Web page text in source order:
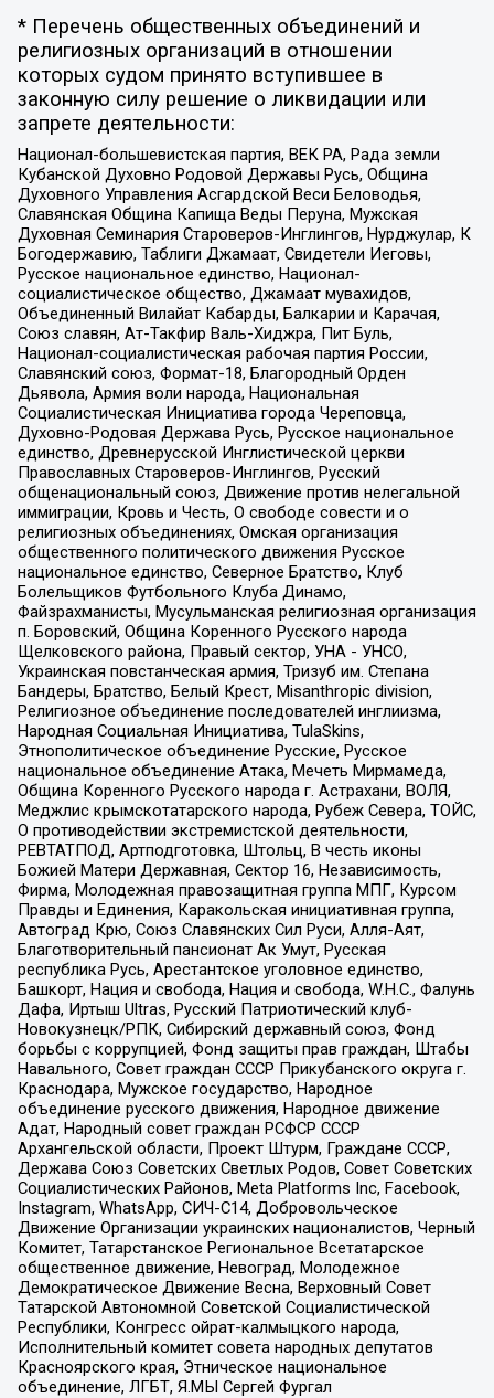
* Перечень общественных объединений и
религиозных организаций в отношении
которых судом принято вступившее в
законную силу решение о ликвидации или
запрете деятельности:
Национал-большевистская партия, ВЕК РА, Рада земли
Кубанской Духовно Родовой Державы Русь, Община
Духовного Управления Асгардской Веси Беловодья,
Славянская Община Капища Веды Перуна, Мужская
Духовная Семинария Староверов-Инглингов, Нурджулар, К
Богодержавию, Таблиги Джамаат, Свидетели Иеговы,
Русское национальное единство, Национал-
социалистическое общество, Джамаат мувахидов,
Объединенный Вилайат Кабарды, Балкарии и Карачая,
Союз славян, Ат-Такфир Валь-Хиджра, Пит Буль,
Национал-социалистическая рабочая партия России,
Славянский союз, Формат-18, Благородный Орден
Дьявола, Армия воли народа, Национальная
Социалистическая Инициатива города Череповца,
Духовно-Родовая Держава Русь, Русское национальное
единство, Древнерусской Инглистической церкви
Православных Староверов-Инглингов, Русский
общенациональный союз, Движение против нелегальной
иммиграции, Кровь и Честь, О свободе совести и о
религиозных объединениях, Омская организация
общественного политического движения Русское
национальное единство, Северное Братство, Клуб
Болельщиков Футбольного Клуба Динамо,
Файзрахманисты, Мусульманская религиозная организация
п. Боровский, Община Коренного Русского народа
Щелковского района, Правый сектор, УНА - УНСО,
Украинская повстанческая армия, Тризуб им. Степана
Бандеры, Братство, Белый Крест, Misanthropic division,
Религиозное объединение последователей инглиизма,
Народная Социальная Инициатива, TulaSkins,
Этнополитическое объединение Русские, Русское
национальное объединение Атака, Мечеть Мирмамеда,
Община Коренного Русского народа г. Астрахани, ВОЛЯ,
Меджлис крымскотатарского народа, Рубеж Севера, ТОЙС,
О противодействии экстремистской деятельности,
РЕВТАТПОД, Артподготовка, Штольц, В честь иконы
Божией Матери Державная, Сектор 16, Независимость,
Фирма, Молодежная правозащитная группа МПГ, Курсом
Правды и Единения, Каракольская инициативная группа,
Автоград Крю, Союз Славянских Сил Руси, Алля-Аят,
Благотворительный пансионат Ак Умут, Русская
республика Русь, Арестантское уголовное единство,
Башкорт, Нация и свобода, Нация и свобода, W.H.С., Фалунь
Дафа, Иртыш Ultras, Русский Патриотический клуб-
Новокузнецк/РПК, Сибирский державный союз, Фонд
борьбы с коррупцией, Фонд защиты прав граждан, Штабы
Навального, Совет граждан СССР Прикубанского округа г.
Краснодара, Мужское государство, Народное
объединение русского движения, Народное движение
Адат, Народный совет граждан РСФСР СССР
Архангельской области, Проект Штурм, Граждане СССР,
Держава Союз Советских Светлых Родов, Совет Советских
Социалистических Районов, Meta Platforms Inc, Facebook,
Instagram, WhatsApp, СИЧ-С14, Добровольческое
Движение Организации украинских националистов, Черный
Комитет, Татарстанское Региональное Всетатарское
общественное движение, Невоград, Молодежное
Демократическое Движение Весна, Верховный Совет
Татарской Автономной Советской Социалистической
Республики, Конгресс ойрат-калмыцкого народа,
Исполнительный комитет совета народных депутатов
Красноярского края, Этническое национальное
объединение, ЛГБТ, Я.МЫ Сергей Фургал